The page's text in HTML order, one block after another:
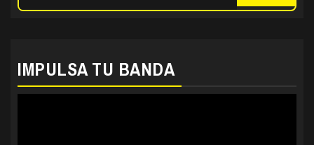
IMPULSA TU BANDA